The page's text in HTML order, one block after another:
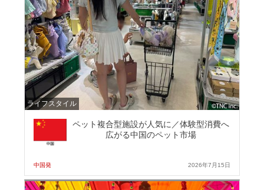
ライフスタイル
ペット複合型施設が人気に／体験型消費へ
広がる中国のペット市場
中国発 2026年7月15日